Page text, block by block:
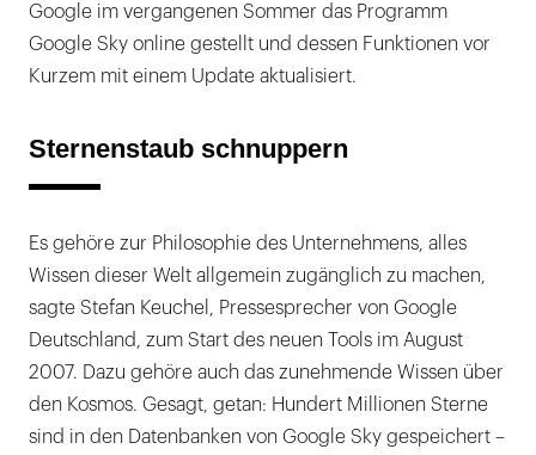
Google im vergangenen Sommer das Programm
Google Sky online gestellt und dessen Funktionen vor
Kurzem mit einem Update aktualisiert.
Sternenstaub schnuppern
Es gehöre zur Philosophie des Unternehmens, alles
Wissen dieser Welt allgemein zugänglich zu machen,
sagte Stefan Keuchel, Pressesprecher von Google
Deutschland, zum Start des neuen Tools im August
2007. Dazu gehöre auch das zunehmende Wissen über
den Kosmos. Gesagt, getan: Hundert Millionen Sterne
sind in den Datenbanken von Google Sky gespeichert –